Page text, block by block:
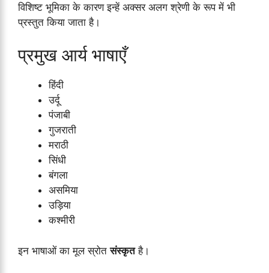
विशिष्ट भूमिका के कारण इन्हें अक्सर अलग श्रेणी के रूप में भी
प्रस्तुत किया जाता है।
प्रमुख आर्य भाषाएँ
हिंदी
उर्दू
पंजाबी
गुजराती
मराठी
सिंधी
बंगला
असमिया
उड़िया
कश्मीरी
इन भाषाओं का मूल स्रोतसंस्कृतहै।